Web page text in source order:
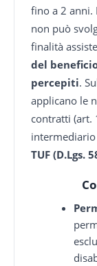
fino a 2 anni.
non può
finalità
del
percepiti.
applicano le
contratti (art.
TUF (D.Lgs.